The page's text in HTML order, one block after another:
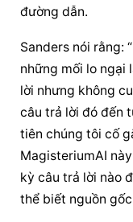
đường dẫn.
Sanders nói rằng:
những mối lo ngại
lời nhưng không
câu trả lời đó đến
tiên chúng tôi cố
MagisteriumAI
kỳ câu trả lời nào
thể biết nguồn